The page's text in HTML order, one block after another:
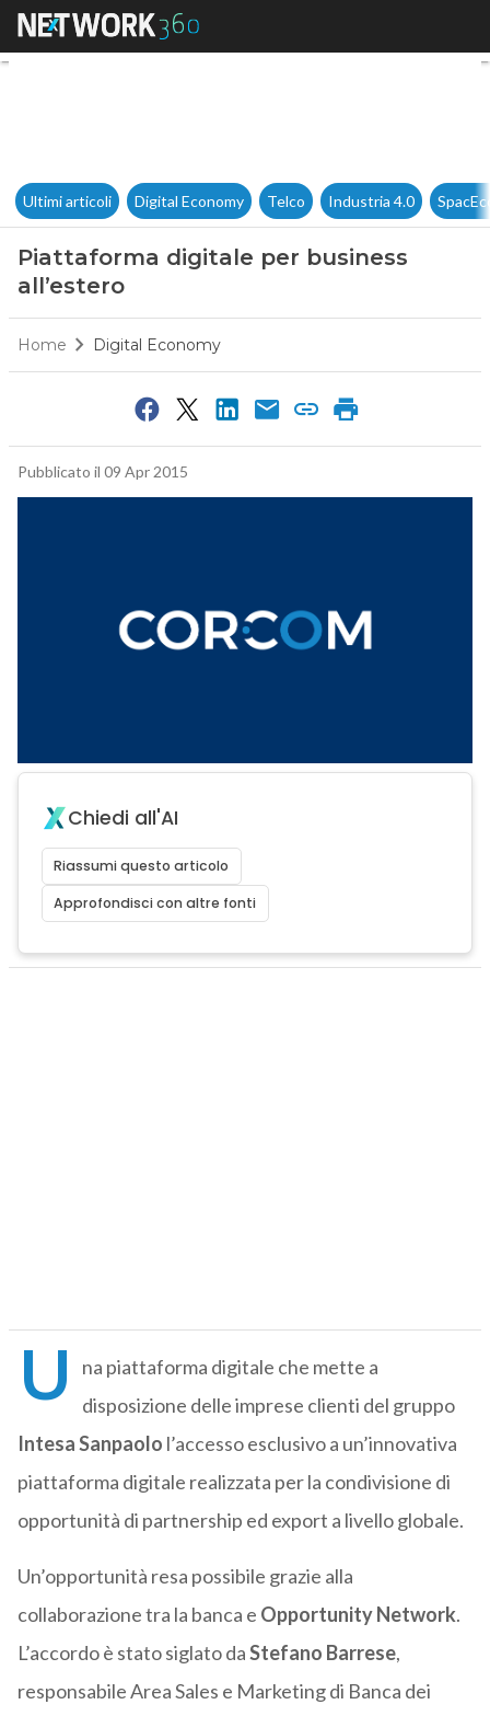
Piattaforma digitale per
Ultimi articoli Digital Economy Telco Industria 4.0
Piattaforma digitale per business
all’estero
Home Digital Economy
Pubblicato il 09 Apr 2015
Chiedi all'AI
Riassumi questo articolo
Approfondisci con altre fonti
U
na piattaforma digitale che mette a
disposizione delle imprese clienti del gruppo
Intesa Sanpaolo l’accesso esclusivo a un’innovativa
piattaforma digitale realizzata per la condivisione di
opportunità di partnership ed export a livello globale.
Un’opportunità resa possibile grazie alla
collaborazione tra la banca e Opportunity Network.
L’accordo è stato siglato daStefano Barrese,
responsabile Area Sales e Marketing di Banca dei